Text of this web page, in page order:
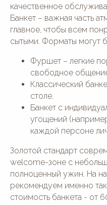
качественное
Банкет – важная часть
главное, чтобы всем
сытыми. Форматы могут
Фуршет – легкие
свободное общение
Классический
столе.
Банкет с
угощений
каждой персоне
Золотой стандарт
welcome-зоне с
полноценный ужин. На
рекомендуем именно
стоимость банкета - от